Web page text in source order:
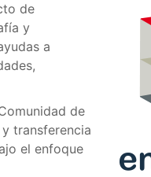
de
y
a
de
transferencia
el enfoque